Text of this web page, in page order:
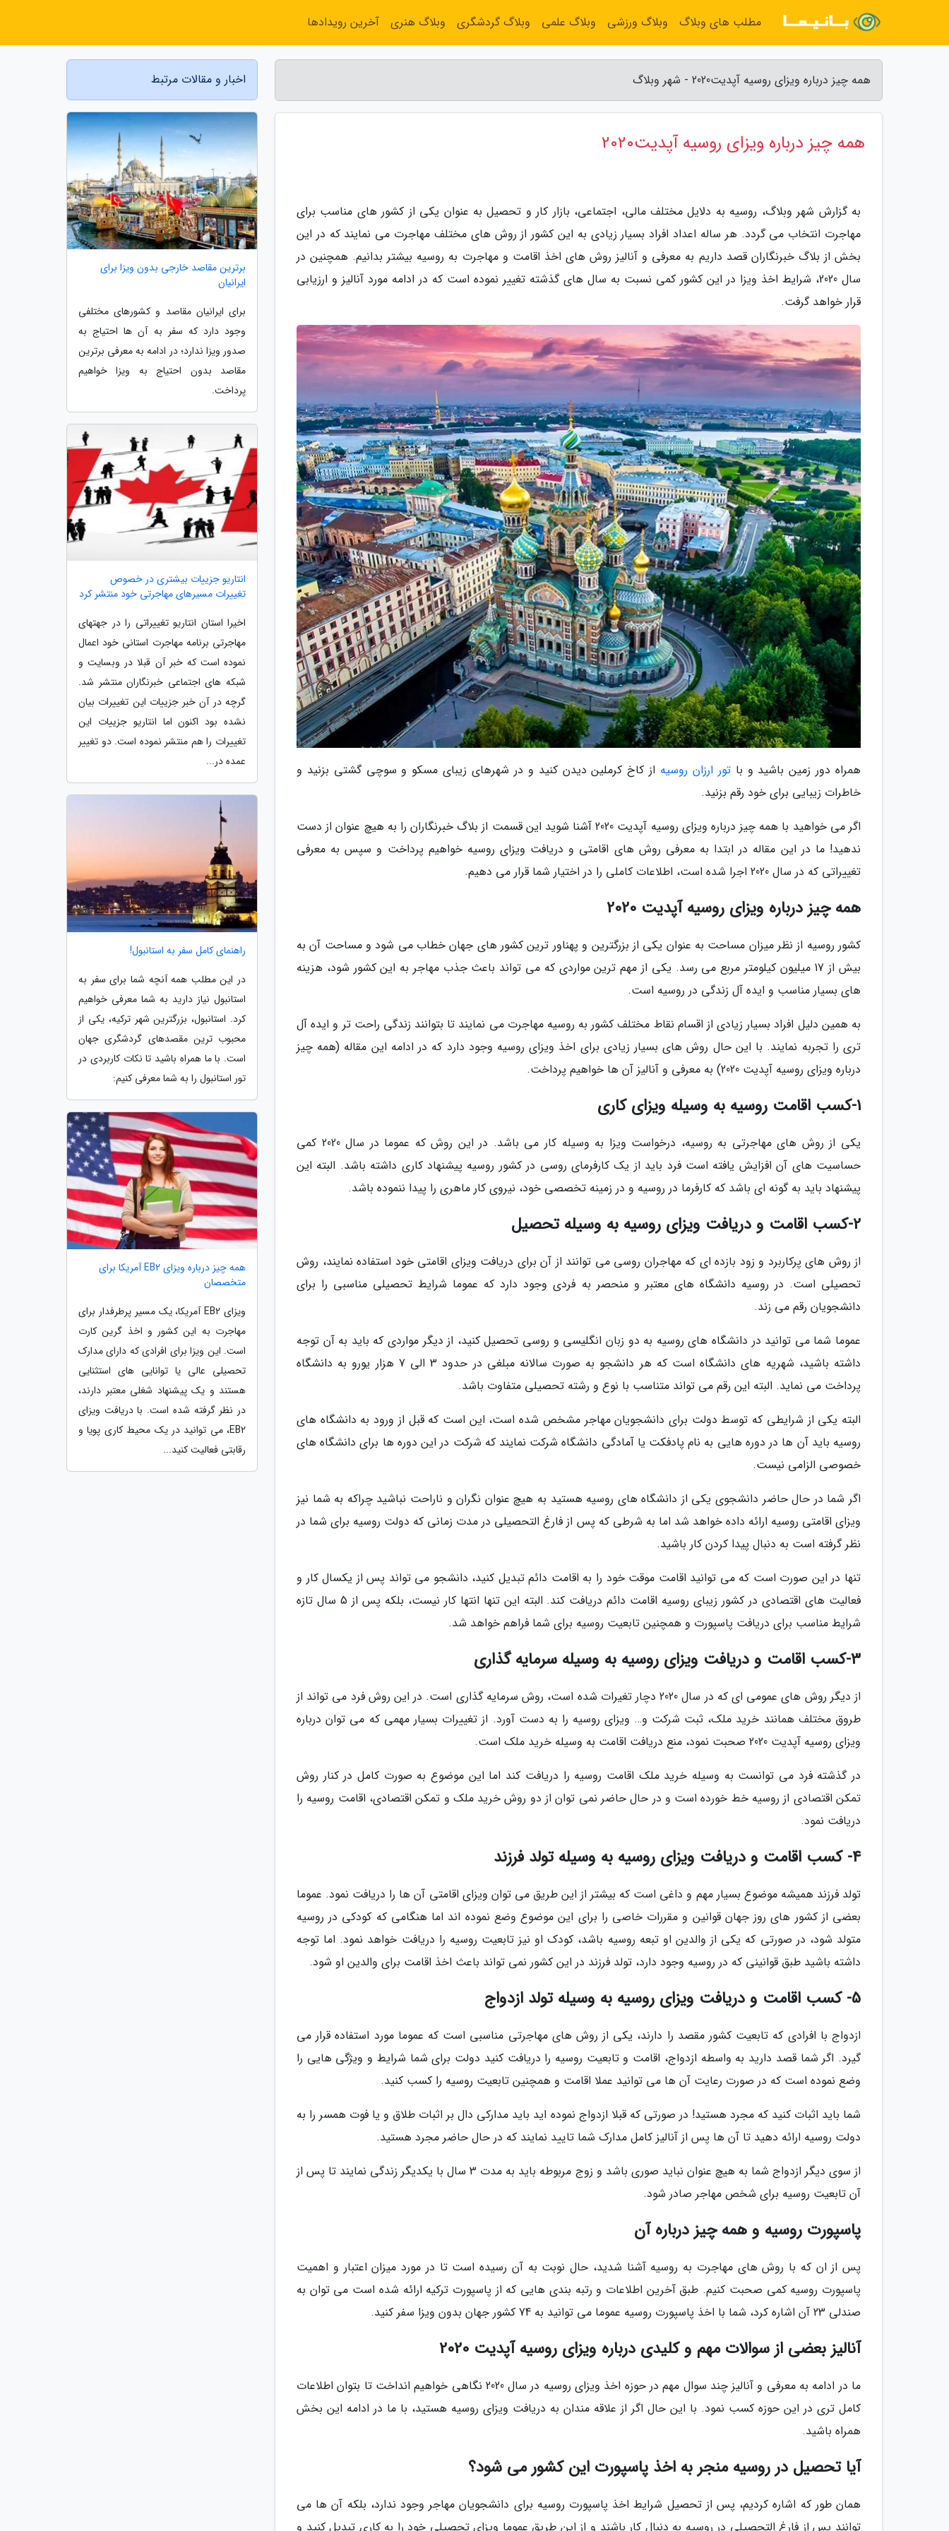
همه چیز درباره ویزای روسیه آپدیت2020 - شهر وبلاگ
همه چیز درباره ویزای روسیه آپدیت2020
به گزارش شهر وبلاگ، روسیه به دلایل مختلف مالی، اجتماعی، بازار کار و تحصیل به عنوان یکی از کشور های مناسب برای
مهاجرت انتخاب می گردد. هر ساله اعداد افراد بسیار زیادی به این کشور از روش های مختلف مهاجرت می نمایند که در این
بخش از بلاگ خبرنگاران قصد داریم به معرفی و آنالیز روش های اخذ اقامت و مهاجرت به روسیه بیشتر بدانیم. همچنین در
سال 2020، شرایط اخذ ویزا در این کشور کمی نسبت به سال های گذشته تغییر نموده است که در ادامه مورد آنالیز و ارزیابی
قرار خواهد گرفت.
همراه دور زمین باشید و باتور ارزان روسیه از کاخ کرملین دیدن کنید و در شهرهای زیبای مسکو و سوچی گشتی بزنید و
خاطرات زیبایی برای خود رقم بزنید.
اگر می خواهید با همه چیز درباره ویزای روسیه آپدیت 2020 آشنا شوید این قسمت از بلاگ خبرنگاران را به هیچ عنوان از دست
ندهید! ما در این مقاله در ابتدا به معرفی روش های اقامتی و دریافت ویزای روسیه خواهیم پرداخت و سپس به معرفی
تغییراتی که در سال 2020 اجرا شده است، اطلاعات کاملی را در اختیار شما قرار می دهیم.
همه چیز درباره ویزای روسیه آپدیت 2020
کشور روسیه از نظر میزان مساحت به عنوان یکی از بزرگترین و پهناور ترین کشور های جهان خطاب می شود و مساحت آن به
بیش از 17 میلیون کیلومتر مربع می رسد. یکی از مهم ترین مواردی که می تواند باعث جذب مهاجر به این کشور شود، هزینه
های بسیار مناسب و ایده آل زندگی در روسیه است.
به همین دلیل افراد بسیار زیادی از اقسام نقاط مختلف کشور به روسیه مهاجرت می نمایند تا بتوانند زندگی راحت تر و ایده آل
تری را تجربه نمایند. با این حال روش های بسیار زیادی برای اخذ ویزای روسیه وجود دارد که در ادامه این مقاله (همه چیز
درباره ویزای روسیه آپدیت 2020) به معرفی و آنالیز آن ها خواهیم پرداخت.
1-کسب اقامت روسیه به وسیله ویزای کاری
یکی از روش های مهاجرتی به روسیه، درخواست ویزا به وسیله کار می باشد. در این روش که عموما در سال 2020 کمی
حساسیت های آن افزایش یافته است فرد باید از یک کارفرمای روسی در کشور روسیه پیشنهاد کاری داشته باشد. البته این
پیشنهاد باید به گونه ای باشد که کارفرما در روسیه و در زمینه تخصصی خود، نیروی کار ماهری را پیدا ننموده باشد.
2-کسب اقامت و دریافت ویزای روسیه به وسیله تحصیل
از روش های پرکاربرد و زود بازده ای که مهاجران روسی می توانند از آن برای دریافت ویزای اقامتی خود استفاده نمایند، روش
تحصیلی است. در روسیه دانشگاه های معتبر و منحصر به فردی وجود دارد که عموما شرایط تحصیلی مناسبی را برای
دانشجویان رقم می زند.
عموما شما می توانید در دانشگاه های روسیه به دو زبان انگلیسی و روسی تحصیل کنید، از دیگر مواردی که باید به آن توجه
داشته باشید، شهریه های دانشگاه است که هر دانشجو به صورت سالانه مبلغی در حدود 3 الی 7 هزار یورو به دانشگاه
پرداخت می نماید. البته این رقم می تواند متناسب با نوع و رشته تحصیلی متفاوت باشد.
البته یکی از شرایطی که توسط دولت برای دانشجویان مهاجر مشخص شده است، این است که قبل از ورود به دانشگاه های
روسیه باید آن ها در دوره هایی به نام پادفکت یا آمادگی دانشگاه شرکت نمایند که شرکت در این دوره ها برای دانشگاه های
خصوصی الزامی نیست.
اگر شما در حال حاضر دانشجوی یکی از دانشگاه های روسیه هستید به هیچ عنوان نگران و ناراحت نباشید چراکه به شما نیز
ویزای اقامتی روسیه ارائه داده خواهد شد اما به شرطی که پس از فارغ التحصیلی در مدت زمانی که دولت روسیه برای شما در
نظر گرفته است به دنبال پیدا کردن کار باشید.
تنها در این صورت است که می توانید اقامت موقت خود را به اقامت دائم تبدیل کنید، دانشجو می تواند پس از یکسال کار و
فعالیت های اقتصادی در کشور زیبای روسیه اقامت دائم دریافت کند. البته این تنها انتها کار نیست، بلکه پس از 5 سال تازه
شرایط مناسب برای دریافت پاسپورت و همچنین تابعیت روسیه برای شما فراهم خواهد شد.
3-کسب اقامت و دریافت ویزای روسیه به وسیله سرمایه گذاری
از دیگر روش های عمومی ای که در سال 2020 دچار تغیرات شده است، روش سرمایه گذاری است. در این روش فرد می تواند از
طروق مختلف همانند خرید ملک، ثبت شرکت و… ویزای روسیه را به دست آورد. از تغییرات بسیار مهمی که می توان درباره
ویزای روسیه آپدیت 2020 صحبت نمود، منع دریافت اقامت به وسیله خرید ملک است.
در گذشته فرد می توانست به وسیله خرید ملک اقامت روسیه را دریافت کند اما این موضوع به صورت کامل در کنار روش
تمکن اقتصادی از روسیه خط خورده است و در حال حاضر نمی توان از دو روش خرید ملک و تمکن اقتصادی، اقامت روسیه را
دریافت نمود.
4- کسب اقامت و دریافت ویزای روسیه به وسیله تولد فرزند
تولد فرزند همیشه موضوع بسیار مهم و داغی است که بیشتر از این طریق می توان ویزای اقامتی آن ها را دریافت نمود. عموما
بعضی از کشور های روز جهان قوانین و مقررات خاصی را برای این موضوع وضع نموده اند اما هنگامی که کودکی در روسیه
متولد شود، در صورتی که یکی از والدین او تبعه روسیه باشد، کودک او نیز تابعیت روسیه را دریافت خواهد نمود. اما توجه
داشته باشید طبق قوانینی که در روسیه وجود دارد، تولد فرزند در این کشور نمی تواند باعث اخذ اقامت برای والدین او شود.
5- کسب اقامت و دریافت ویزای روسیه به وسیله تولد ازدواج
ازدواج با افرادی که تابعیت کشور مقصد را دارند، یکی از روش های مهاجرتی مناسبی است که عموما مورد استفاده قرار می
گیرد. اگر شما قصد دارید به واسطه ازدواج، اقامت و تابعیت روسیه را دریافت کنید دولت برای شما شرایط و ویژگی هایی را
وضع نموده است که در صورت رعایت آن ها می توانید عملا اقامت و همچنین تابعیت روسیه را کسب کنید.
شما باید اثبات کنید که مجرد هستید! در صورتی که قبلا ازدواج نموده اید باید مدارکی دال بر اثبات طلاق و یا فوت همسر را به
دولت روسیه ارائه دهید تا آن ها پس از آنالیز کامل مدارک شما تایید نمایند که در حال حاضر مجرد هستید.
از سوی دیگر ازدواج شما به هیچ عنوان نباید صوری باشد و زوج مربوطه باید به مدت 3 سال با یکدیگر زندگی نمایند تا پس از
آن تابعیت روسیه برای شخص مهاجر صادر شود.
پاسپورت روسیه و همه چیز درباره آن
پس از ان که با روش های مهاجرت به روسیه آشنا شدید، حال نوبت به آن رسیده است تا در مورد میزان اعتبار و اهمیت
پاسپورت روسیه کمی صحبت کنیم. طبق آخرین اطلاعات و رتبه بندی هایی که از پاسپورت ترکیه ارائه شده است می توان به
صندلی 23 آن اشاره کرد، شما با اخذ پاسپورت روسیه عموما می توانید به 74 کشور جهان بدون ویزا سفر کنید.
آنالیز بعضی از سوالات مهم و کلیدی درباره ویزای روسیه آپدیت 2020
ما در ادامه به معرفی و آنالیز چند سوال مهم در حوزه اخذ ویزای روسیه در سال 2020 نگاهی خواهیم انداخت تا بتوان اطلاعات
کامل تری در این حوزه کسب نمود. با این حال اگر از علاقه مندان به دریافت ویزای روسیه هستید، با ما در ادامه این بخش
همراه باشید.
آیا تحصیل در روسیه منجر به اخذ پاسپورت این کشور می شود؟
همان طور که اشاره کردیم، پس از تحصیل شرایط اخذ پاسپورت روسیه برای دانشجویان مهاجر وجود ندارد، بلکه آن ها می
توانند پس از فارغ التحصیلی در روسیه به دنبال کار باشند و از این طریق عموما ویزای تحصیلی خود را به کاری تبدیل کنید و
اخبار و مقالات مرتبط
برترین مقاصد خارجی بدون ویزا برای
ایرانیان
برای ایرانیان مقاصد و کشورهای مختلفی
وجود دارد که سفر به آن ها احتیاج به
صدور ویزا ندارد؛ در ادامه به معرفی برترین
مقاصد بدون احتیاج به ویزا خواهیم
پرداخت.
انتاریو جزییات بیشتری در خصوص
تغییرات مسیرهای مهاجرتی خود منتشر کرد
اخیرا استان انتاریو تغییراتی را در جهتهای
مهاجرتی برنامه مهاجرت استانی خود اعمال
نموده است که خبر آن قبلا در وبسایت و
شبکه های اجتماعی خبرنگاران منتشر شد.
گرچه در آن خبر جزییات این تغییرات بیان
نشده بود اکنون اما انتاریو جزییات این
تغییرات را هم منتشر نموده است. دو تغییر
عمده در...
راهنمای کامل سفر به استانبول!
در این مطلب همه آنچه شما برای سفر به
استانبول نیاز دارید به شما معرفی خواهیم
کرد. استانبول، بزرگترین شهر ترکیه، یکی از
محبوب ترین مقصدهای گردشگری جهان
است. با ما همراه باشید تا نکات کاربردی در
تور استانبول را به شما معرفی کنیم:
همه چیز درباره ویزای EB2 آمریکا برای
متخصصان
ویزای EB2 آمریکا، یک مسیر پرطرفدار برای
مهاجرت به این کشور و اخذ گرین کارت
است. این ویزا برای افرادی که دارای مدارک
تحصیلی عالی یا توانایی های استثنایی
هستند و یک پیشنهاد شغلی معتبر دارند،
در نظر گرفته شده است. با دریافت ویزای
EB2، می توانید در یک محیط کاری پویا و
رقابتی فعالیت کنید...
مطلب های وبلاگ وبلاگ ورزشی وبلاگ علمی وبلاگ گردشگری وبلاگ هنری آخرین رویدادها